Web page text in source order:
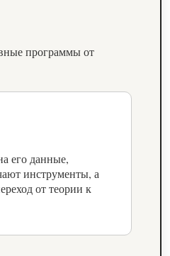
программы от
его данные,
инструменты, а
от теории к